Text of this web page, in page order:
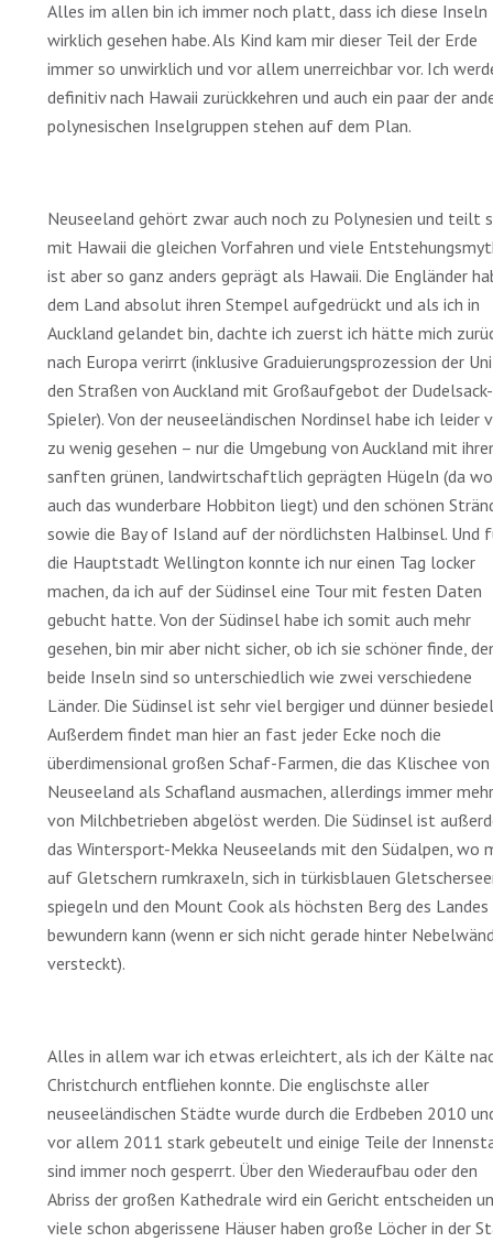
Alles im allen bin ich immer noch platt, dass ich diese Inseln
wirklich gesehen habe. Als Kind kam mir dieser Teil der Erde
immer so unwirklich und vor allem unerreichbar vor. Ich
definitiv nach Hawaii zurückkehren und auch ein paar der
polynesischen Inselgruppen stehen auf dem Plan.
Neuseeland gehört zwar auch noch zu Polynesien und teilt
mit Hawaii die gleichen Vorfahren und viele
ist aber so ganz anders geprägt als Hawaii. Die Engländer
dem Land absolut ihren Stempel aufgedrückt und als ich in
Auckland gelandet bin, dachte ich zuerst ich hätte mich
nach Europa verirrt (inklusive Graduierungsprozession der
den Straßen von Auckland mit Großaufgebot der Dudelsack-
Spieler). Von der neuseeländischen Nordinsel habe ich leider
zu wenig gesehen – nur die Umgebung von Auckland mit
sanften grünen, landwirtschaftlich geprägten Hügeln (da wo
auch das wunderbare Hobbiton liegt) und den schönen
sowie die Bay of Island auf der nördlichsten Halbinsel. Und
die Hauptstadt Wellington konnte ich nur einen Tag locker
machen, da ich auf der Südinsel eine Tour mit festen Daten
gebucht hatte. Von der Südinsel habe ich somit auch mehr
gesehen, bin mir aber nicht sicher, ob ich sie schöner finde,
beide Inseln sind so unterschiedlich wie zwei verschiedene
Länder. Die Südinsel ist sehr viel bergiger und dünner
Außerdem findet man hier an fast jeder Ecke noch die
überdimensional großen Schaf-Farmen, die das Klischee von
Neuseeland als Schafland ausmachen, allerdings immer mehr
von Milchbetrieben abgelöst werden. Die Südinsel ist
das Wintersport-Mekka Neuseelands mit den Südalpen, wo
auf Gletschern rumkraxeln, sich in türkisblauen
spiegeln und den Mount Cook als höchsten Berg des Landes
bewundern kann (wenn er sich nicht gerade hinter
versteckt).
Alles in allem war ich etwas erleichtert, als ich der Kälte
Christchurch entfliehen konnte. Die englischste aller
neuseeländischen Städte wurde durch die Erdbeben 2010
vor allem 2011 stark gebeutelt und einige Teile der
sind immer noch gesperrt. Über den Wiederaufbau oder den
Abriss der großen Kathedrale wird ein Gericht entscheiden
viele schon abgerissene Häuser haben große Löcher in der